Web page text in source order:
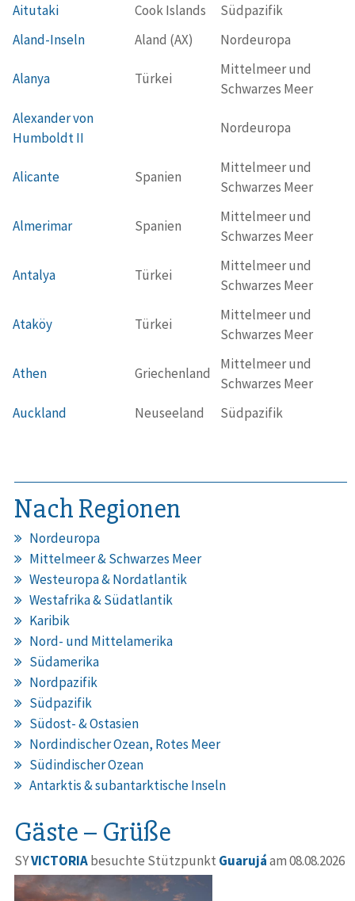
Aitutaki
Cook Islands
Südpazifik
Aland-Inseln
Aland (AX) Nordeuropa
Alanya Türkei
Mittelmeer und
Schwarzes Meer
Alexander von
Humboldt II
Nordeuropa
Alicante Spanien
Mittelmeer und
Schwarzes Meer
Almerimar Spanien
Mittelmeer und
Schwarzes Meer
Antalya Türkei
Mittelmeer und
Schwarzes Meer
Ataköy Türkei
Mittelmeer und
Schwarzes Meer
Athen Griechenland
Mittelmeer und
Schwarzes Meer
Auckland
Neuseeland Südpazifik
Nach Regionen
Nordeuropa
Mittelmeer & Schwarzes Meer
Westeuropa & Nordatlantik
Westafrika & Südatlantik
Karibik
Nord- und Mittelamerika
Südamerika
Nordpazifik
Südpazifik
Südost- & Ostasien
Nordindischer Ozean, Rotes Meer
Südindischer Ozean
Antarktis & subantarktische Inseln
Gäste – Grüße
SYVICTORIAbesuchte Stützpunkt Guarujáam 08.08.2026